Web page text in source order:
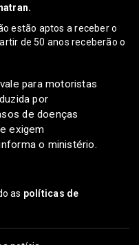
estão aptos a receber o
de 50 anos receberão o
para motoristas
por
de doenças
exigem
o ministério.
as políticas de